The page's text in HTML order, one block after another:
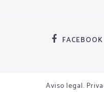
FACEBOOK
Aviso legal.